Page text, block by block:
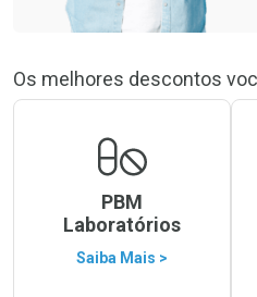
Os melhores descontos
PBM
Laboratórios
Saiba Mais >